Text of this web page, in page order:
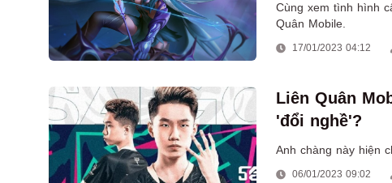
Cùng xem tình hình
Quân Mobile.
17/01/2023 04:12
Liên Quân
'đổi nghề'?
Anh chàng này hiện
06/01/2023 09:02